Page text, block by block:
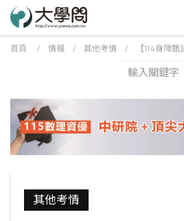
首頁 / 情報 / 其他考情 / 【114身障
其他考情